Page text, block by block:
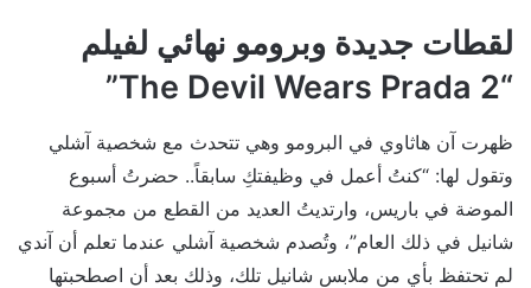
لقطات جديدة وبرومو نهائي لفيلم
“The Devil Wears Prada 2”
ظهرت آن هاثاوي في البرومو وهي تتحدث مع شخصية آشلي
وتقول لها: “كنتُ أعمل في وظيفتكِ سابقاً.. حضرتُ أسبوع
الموضة في باريس، وارتديتُ العديد من القطع من مجموعة
شانيل في ذلك العام”، وتُصدم شخصية آشلي عندما تعلم أن آندي
لم تحتفظ بأي من ملابس شانيل تلك، وذلك بعد أن اصطحبتها